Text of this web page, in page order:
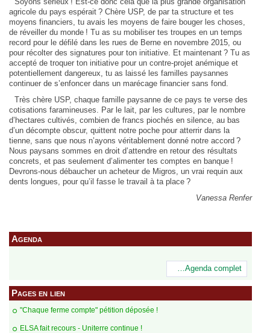
Soyons sérieux ! Est-ce donc cela que la plus grande organisation
agricole du pays espérait ? Chère USP, de par ta structure et tes
moyens financiers, tu avais les moyens de faire bouger les choses,
de réveiller du monde ! Tu as su mobiliser tes troupes en un temps
record pour le défilé dans les rues de Berne en novembre 2015, ou
pour récolter des signatures pour ton initiative. Et maintenant ? Tu as
accepté de troquer ton initiative pour un contre-projet anémique et
potentiellement dangereux, tu as laissé les familles paysannes
continuer de s’enfoncer dans un marécage financier sans fond.
Très chère USP, chaque famille paysanne de ce pays te verse des
cotisations faramineuses. Par le lait, par les cultures, par le nombre
d’hectares cultivés, combien de francs piochés en silence, au bas
d’un décompte obscur, quittent notre poche pour atterrir dans la
tienne, sans que nous n’ayons véritablement donné notre accord ?
Nous paysans sommes en droit d’attendre en retour des résultats
concrets, et pas seulement d’alimenter tes comptes en banque !
Devrons-nous débaucher un acheteur de Migros, un vrai requin aux
dents longues, pour qu’il fasse le travail à ta place ?
Vanessa Renfer
Agenda
…Agenda complet
Pages en lien
"Chaque ferme compte" pétition déposée !
ELSA fait recours - Uniterre continue !